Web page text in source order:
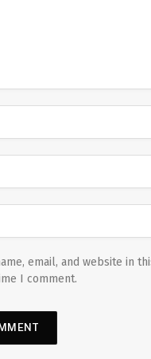
email, and website in
I comment.